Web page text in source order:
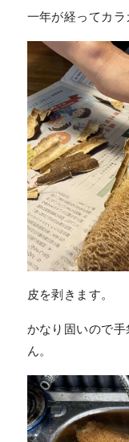
一年が経ってカラ
皮を剥きます。
かなり固いので
ん。